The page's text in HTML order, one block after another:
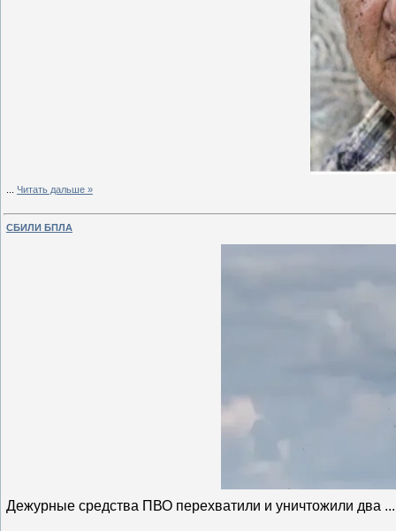
Читать дальше »
СБИЛИ БПЛА
Дежурные средства ПВО перехватили и уничтожили два